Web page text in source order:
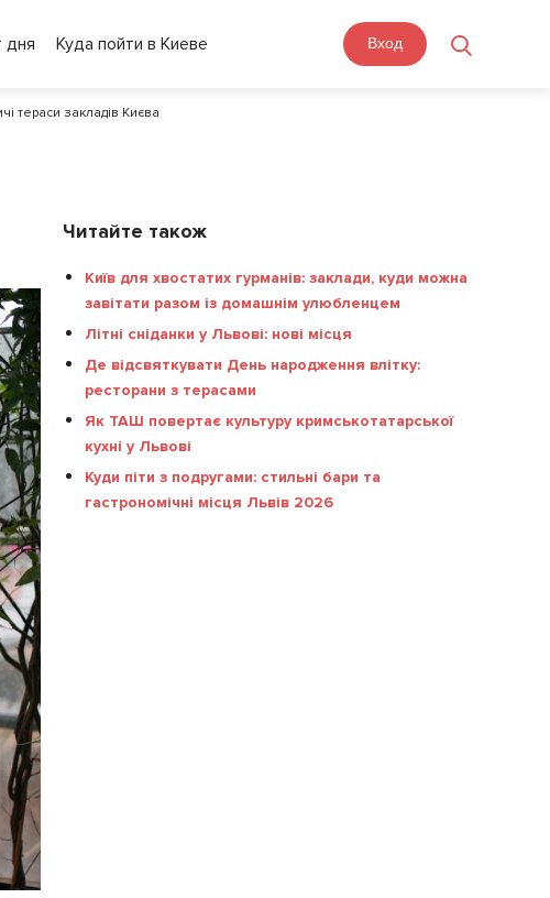
дня Куда пойти в Киеве Вход
тераси закладів Києва
Читайте також
Київ для хвостатих гурманів: заклади, куди можна
завітати разом із домашнім улюбленцем
Літні сніданки у Львові: нові місця
Де відсвяткувати День народження влітку:
ресторани з терасами
Як ТАШ повертає культуру кримськотатарської
кухні у Львові
Куди піти з подругами: стильні бари та
гастрономічні місця Львів 2026